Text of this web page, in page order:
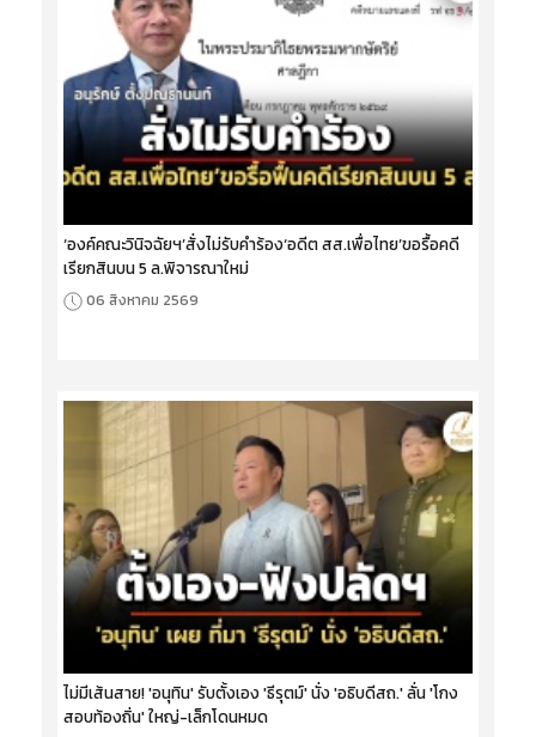
‘องค์คณะวินิจฉัยฯ’สั่งไม่รับคำร้อง‘อดีต สส.เพื่อไทย’ขอรื้อคดี
เรียกสินบน 5 ล.พิจารณาใหม่
06 สิงหาคม 2569
ไม่มีเส้นสาย! 'อนุทิน' รับตั้งเอง 'ธีรุตม์' นั่ง 'อธิบดีสถ.' ลั่น 'โกง
สอบท้องถิ่น' ใหญ่-เล็กโดนหมด